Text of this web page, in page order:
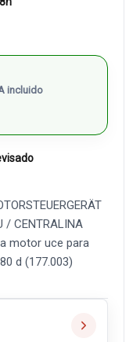
incluido
/ CENTRALINA
motor uce para
d (177.003)